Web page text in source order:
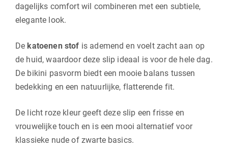
dagelijks comfort wil combineren met een subtiele,
elegante look.
De katoenen stof is ademend en voelt zacht aan op
de huid, waardoor deze slip ideaal is voor de hele dag.
De bikini pasvorm biedt een mooie balans tussen
bedekking en een natuurlijke, flatterende fit.
De licht roze kleur geeft deze slip een frisse en
vrouwelijke touch en is een mooi alternatief voor
klassieke nude of zwarte basics.